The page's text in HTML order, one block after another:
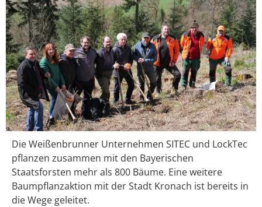
Die Weißenbrunner Unternehmen SITEC und LockTec
pflanzen zusammen mit den Bayerischen
Staatsforsten mehr als 800 Bäume. Eine weitere
Baumpflanzaktion mit der Stadt Kronach ist bereits in
die Wege geleitet.